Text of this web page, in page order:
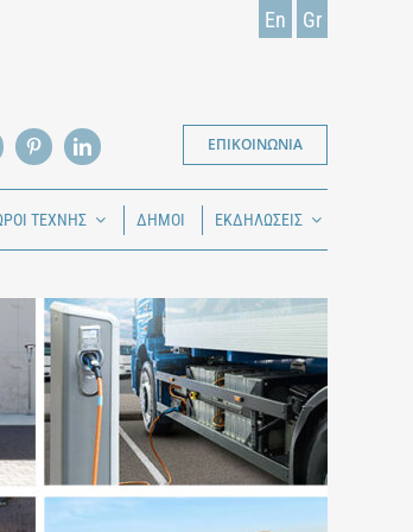
En Gr
ΕΠΙΚΟΙΝΩΝΙΑ
ΤΕΧΝΗΣ ΔΗΜΟΙ ΕΚΔΗΛΩΣΕΙΣ